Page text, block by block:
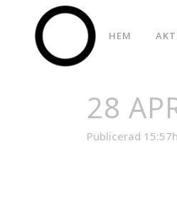
HEM
28
Publicerad 15:57h